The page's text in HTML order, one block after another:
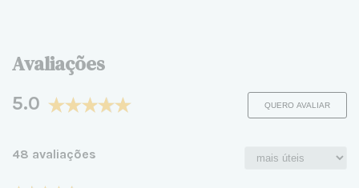
Avaliações
5.0 QUERO AVALIAR
48 avaliações